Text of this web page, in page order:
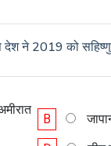
देश ने 2019 को
B